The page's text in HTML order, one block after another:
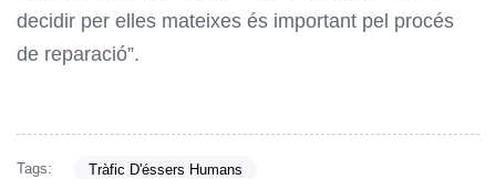
decidir per elles mateixes és important pel procés
de reparació”.
Tags: Tràfic D'éssers Humans